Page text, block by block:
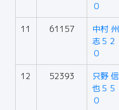
０
11 61157
中村 州
志５２
０
12 52393
只野 信
也５５
０